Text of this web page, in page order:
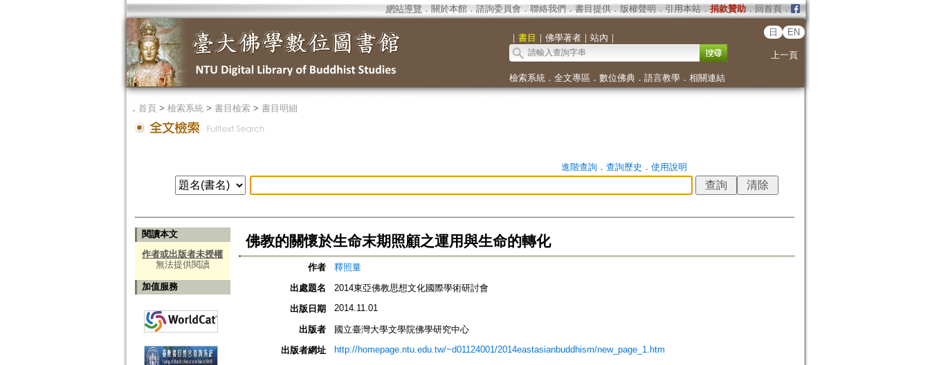
網站導覽 ． 關於本館． 諮詢委員會． 聯絡我們 ． 書目提供． 版權聲明 ． 引用本站． 捐款贊助．回首頁．
｜ 書目 ｜ 佛學著者｜ 站內 ｜
日 EN
上一頁
檢索系統． 全文專區 ． 數位佛典． 語言教學． 相關連結
． 首頁> 檢索系統> 書目檢索> 書目明細
進階查詢． 查詢歷史 ． 使用說明
閱讀本文
作者或出版者未授權
無法提供閱讀
加值服務
佛教的關懷於生命末期照顧之運用與生命的轉化
作者
釋照量
出處題名
2014東亞佛教思想文化國際學術研討會
出版日期
2014.11.01
出版者
國立臺灣大學文學院佛學研究中心
出版者網址
http://homepage.ntu.edu.tw/~d01124001/2014eastasianbuddhism/new_page_1.htm